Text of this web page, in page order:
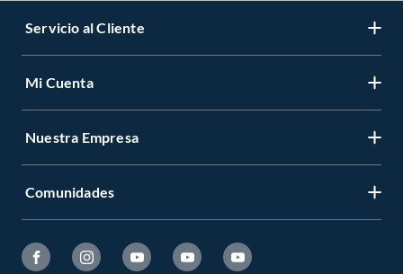
Servicio al Cliente
Mi Cuenta
Nuestra Empresa
Comunidades